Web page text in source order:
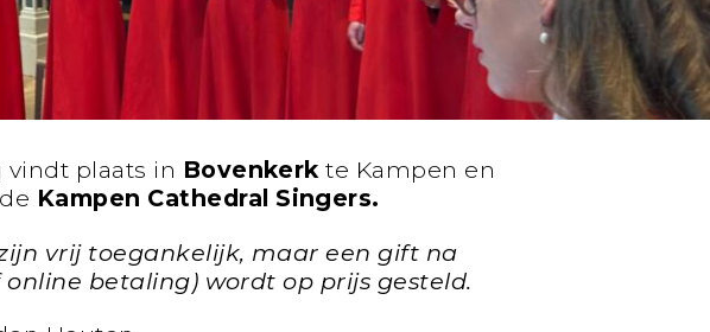
vindt plaats in Bovenkerkte Kampen en
Kampen Cathedral Singers.
vrij toegankelijk, maar een gift na
betaling) wordt op prijs gesteld.